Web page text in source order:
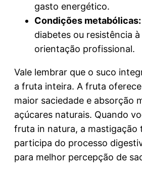
gasto energético.
Condições metabólicas:
diabetes ou resistência
orientação profissional.
Vale lembrar que o suco
a fruta inteira. A fruta
maior saciedade e absorção
açúcares naturais. Quando
fruta in natura, a mastigação
participa do processo
para melhor percepção de